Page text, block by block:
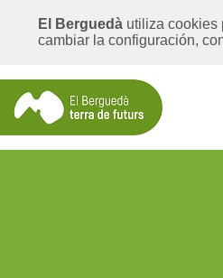
El Berguedà utiliza cookies
cambiar la configuración,